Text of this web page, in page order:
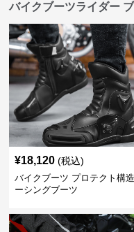
バイクブーツライダー
¥18,120 (税込)
バイクブーツ プロテクト構
ーシングブーツ